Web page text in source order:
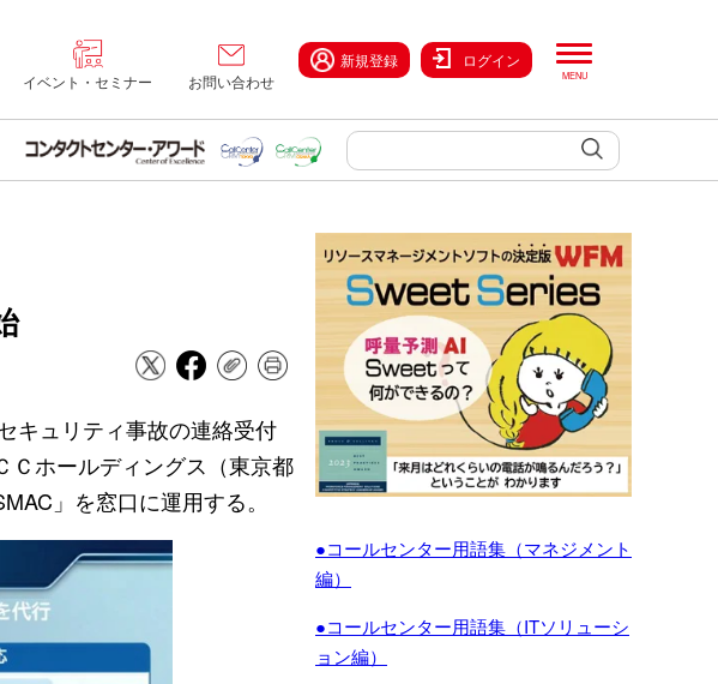
イベント・セミナー お問い合わせ
新規登録 ログイン
キュリティ事故の連絡受付
Ｃホールディングス（東京都
」を窓口に運用する。
●コールセンター用語集（マネジメント
編）
●コールセンター用語集（ITソリューシ
ョン編）